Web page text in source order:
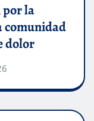
por la
comunidad
dolor